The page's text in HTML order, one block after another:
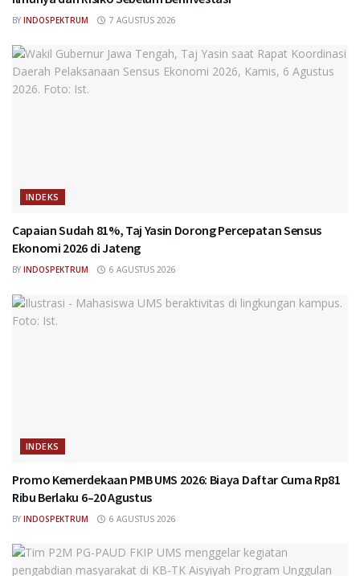
BY INDOSPEKTRUM 7 AGUSTUS 2026
INDEKS
Capaian Sudah 81%, Taj Yasin Dorong Percepatan Sensus
Ekonomi 2026 di Jateng
BY INDOSPEKTRUM 6 AGUSTUS 2026
INDEKS
Promo Kemerdekaan PMB UMS 2026: Biaya Daftar Cuma Rp81
Ribu Berlaku 6–20 Agustus
BY INDOSPEKTRUM 6 AGUSTUS 2026